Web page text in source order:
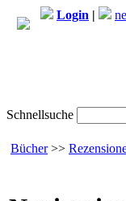
Login |
Schnellsuche
Bücher>>